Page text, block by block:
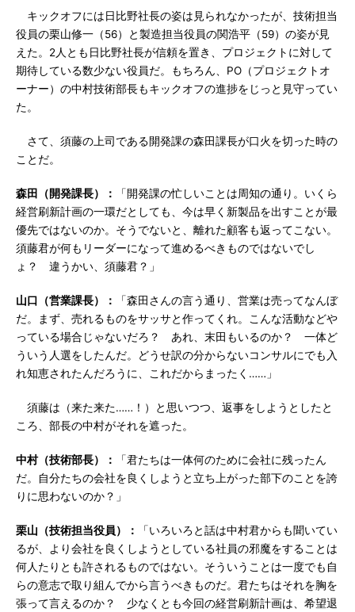
キックオフには日比野社長の姿は見られなかったが、技術担当
役員の栗山修一（56）と製造担当役員の関浩平（59）の姿が見
えた。2人とも日比野社長が信頼を置き、プロジェクトに対して
期待している数少ない役員だ。もちろん、PO（プロジェクトオ
ーナー）の中村技術部長もキックオフの進捗をじっと見守ってい
た。
さて、須藤の上司である開発課の森田課長が口火を切った時の
ことだ。
森田（開発課長）：
「開発課の忙しいことは周知の通り。いくら
経営刷新計画の一環だとしても、今は早く新製品を出すことが最
優先ではないのか。そうでないと、離れた顧客も返ってこない。
須藤君が何もリーダーになって進めるべきものではないでし
ょ？ 違うかい、須藤君？」
山口（営業課長）：
「森田さんの言う通り、営業は売ってなんぼ
だ。まず、売れるものをサッサと作ってくれ。こんな活動などや
っている場合じゃないだろ？ あれ、末田もいるのか？ 一体ど
ういう人選をしたんだ。どうせ訳の分からないコンサルにでも入
れ知恵されたんだろうに、これだからまったく……」
須藤は（来た来た……！）と思いつつ、返事をしようとしたと
ころ、部長の中村がそれを遮った。
中村（技術部長）：
「君たちは一体何のために会社に残ったん
だ。自分たちの会社を良くしようと立ち上がった部下のことを誇
りに思わないのか？」
栗山（技術担当役員）：
「いろいろと話は中村君からも聞いてい
るが、より会社を良くしようとしている社員の邪魔をすることは
何人たりとも許されるものではない。そういうことは一度でも自
らの意志で取り組んでから言うべきものだ。君たちはそれを胸を
張って言えるのか？ 少なくとも今回の経営刷新計画は、希望退